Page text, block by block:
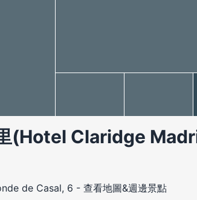
(Hotel Claridge
de Casal, 6 - 查看地圖&週邊景點